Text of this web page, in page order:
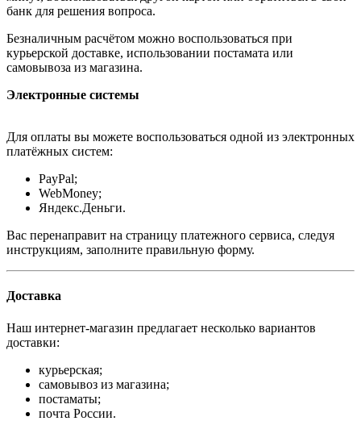
банк для решения вопроса.
Безналичным расчётом можно воспользоваться при
курьерской доставке, использовании постамата или
самовывоза из магазина.
Электронные системы
Для оплаты вы можете воспользоваться одной из электронных
платёжных систем:
PayPal;
WebMoney;
Яндекс.Деньги.
Вас перенаправит на страницу платежного сервиса, следуя
инструкциям, заполните правильную форму.
Доставка
Наш интернет-магазин предлагает несколько вариантов
доставки:
курьерская;
самовывоз из магазина;
постаматы;
почта России.